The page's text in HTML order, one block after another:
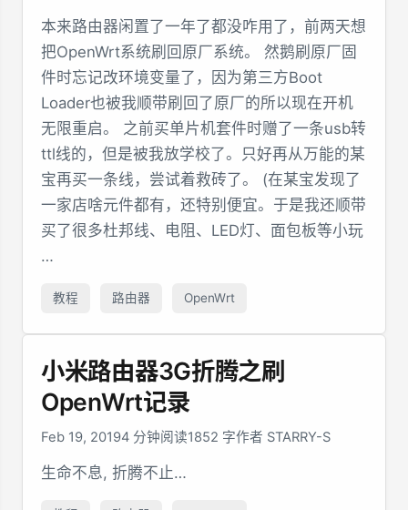
本来路由器闲置了一年了都没咋用了，前两天想
把OpenWrt系统刷回原厂系统。 然鹅刷原厂固
件时忘记改环境变量了，因为第三方Boot
Loader也被我顺带刷回了原厂的所以现在开机
无限重启。 之前买单片机套件时赠了一条usb转
ttl线的，但是被我放学校了。只好再从万能的某
宝再买一条线，尝试着救砖了。 (在某宝发现了
一家店啥元件都有，还特别便宜。于是我还顺带
买了很多杜邦线、电阻、LED灯、面包板等小玩
…
教程 路由器 OpenWrt
小米路由器3G折腾之刷
OpenWrt记录
Feb 19, 20194 分钟阅读1852 字作者 STARRY-S
生命不息, 折腾不止…